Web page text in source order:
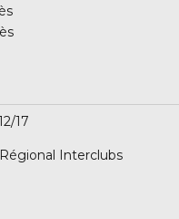
17
Interclubs